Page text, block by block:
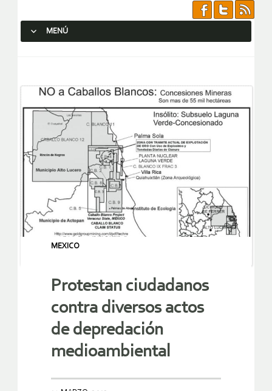
MENÚ
MEXICO
Protestan ciudadanos
contra diversos actos
de depredación
medioambiental